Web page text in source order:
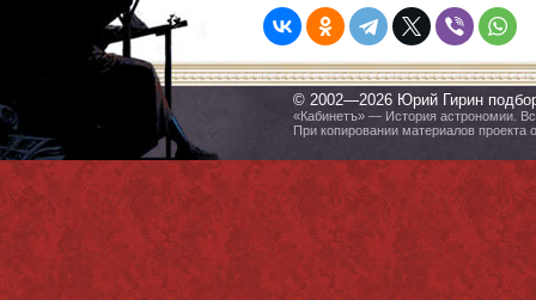
© 2002—2026 Юрий Гирин
«Кабинетъ» — История астрономии.
При копировании материалов проекта